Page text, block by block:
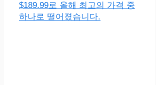
$189.99로 올해 최고의 가격 중
하나로 떨어졌습니다.